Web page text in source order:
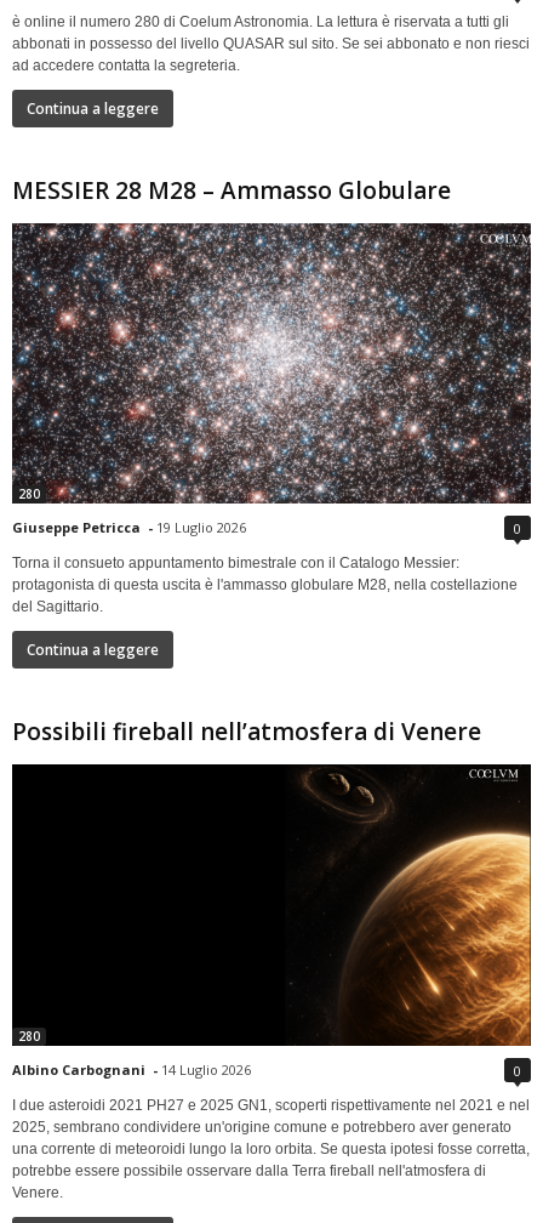
è online il numero 280 di Coelum Astronomia. La lettura è riservata a tutti gli
abbonati in possesso del livello QUASAR sul sito. Se sei abbonato e non riesci
ad accedere contatta la segreteria.
Continua a leggere
MESSIER 28 M28 – Ammasso Globulare
280
Giuseppe Petricca - 19 Luglio 2026 0
Torna il consueto appuntamento bimestrale con il Catalogo Messier:
protagonista di questa uscita è l'ammasso globulare M28, nella costellazione
del Sagittario.
Continua a leggere
Possibili fireball nell’atmosfera di Venere
280
Albino Carbognani - 14 Luglio 2026 0
I due asteroidi 2021 PH27 e 2025 GN1, scoperti rispettivamente nel 2021 e nel
2025, sembrano condividere un'origine comune e potrebbero aver generato
una corrente di meteoroidi lungo la loro orbita. Se questa ipotesi fosse corretta,
potrebbe essere possibile osservare dalla Terra fireball nell'atmosfera di
Venere.